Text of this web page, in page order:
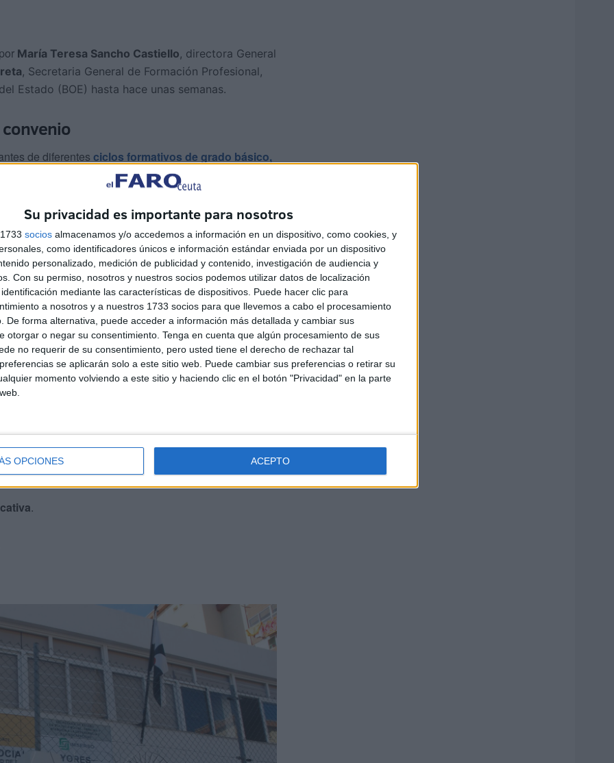
Su privacidad es importante para nosotros
socios almacenamos y/o accedemos a información en un dispositivo, como cookies, y
como identificadores únicos e información estándar enviada por un dispositivo
personalizado, medición de publicidad y contenido, investigación de audiencia y
Con su permiso, nosotros y nuestros socios podemos utilizar datos de localización
mediante las características de dispositivos. Puede hacer clic para
a nosotros y a nuestros 1733 socios para que llevemos a cabo el procesamiento
De forma alternativa, puede acceder a información más detallada y cambiar sus
otorgar o negar su consentimiento. Tenga en cuenta que algún procesamiento de sus
no requerir de su consentimiento, pero usted tiene el derecho de rechazar tal
se aplicarán solo a este sitio web. Puede cambiar sus preferencias o retirar su
momento volviendo a este sitio y haciendo clic en el botón "Privacidad" en la parte
OPCIONES ACEPTO
por María Teresa Sancho Castiello, directora General
, Secretaria General de Formación Profesional,
Estado (BOE) hasta hace unas semanas.
de diferentes ciclos formativos de grado básico,
profesionales. Entre ellos se incluyen:
.
.
.
Enfermería
a la Comunidad:
en Situación de Dependencia.
.